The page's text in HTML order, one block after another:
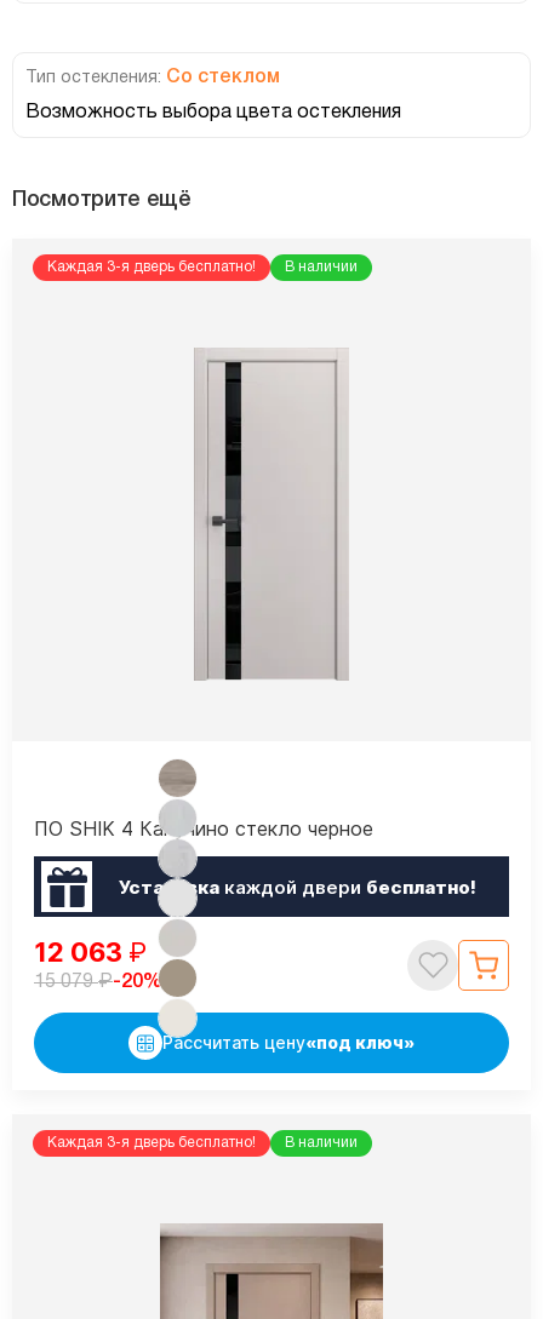
Тип остекления: Со стеклом
Возможность выбора цвета остекления
Посмотрите ещё
Каждая 3-я дверь бесплатно! В наличии
ПО SHIK 4 Капучино стекло черное
Установкакаждой двери бесплатно!
12 063 ₽
15 079₽-20%
Рассчитать цену«под ключ»
Каждая 3-я дверь бесплатно! В наличии